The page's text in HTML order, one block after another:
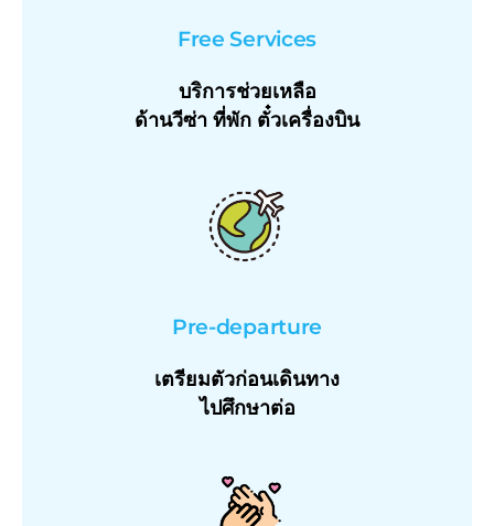
Free Services
บริการช่วยเหลือ
ด้านวีซ่า ที่พัก ตั๋วเครื่องบิน
Pre-departure
เตรียมตัวก่อนเดินทาง
ไปศึกษาต่อ